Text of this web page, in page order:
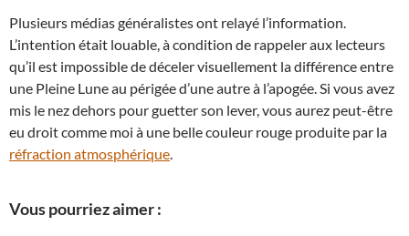
Plusieurs médias généralistes ont relayé l’information.
L’intention était louable, à condition de rappeler aux lecteurs
qu’il est impossible de déceler visuellement la différence entre
une Pleine Lune au périgée d’une autre à l’apogée. Si vous avez
mis le nez dehors pour guetter son lever, vous aurez peut-être
eu droit comme moi à une belle couleur rouge produite par la
réfraction atmosphérique
Vous pourriez aimer :